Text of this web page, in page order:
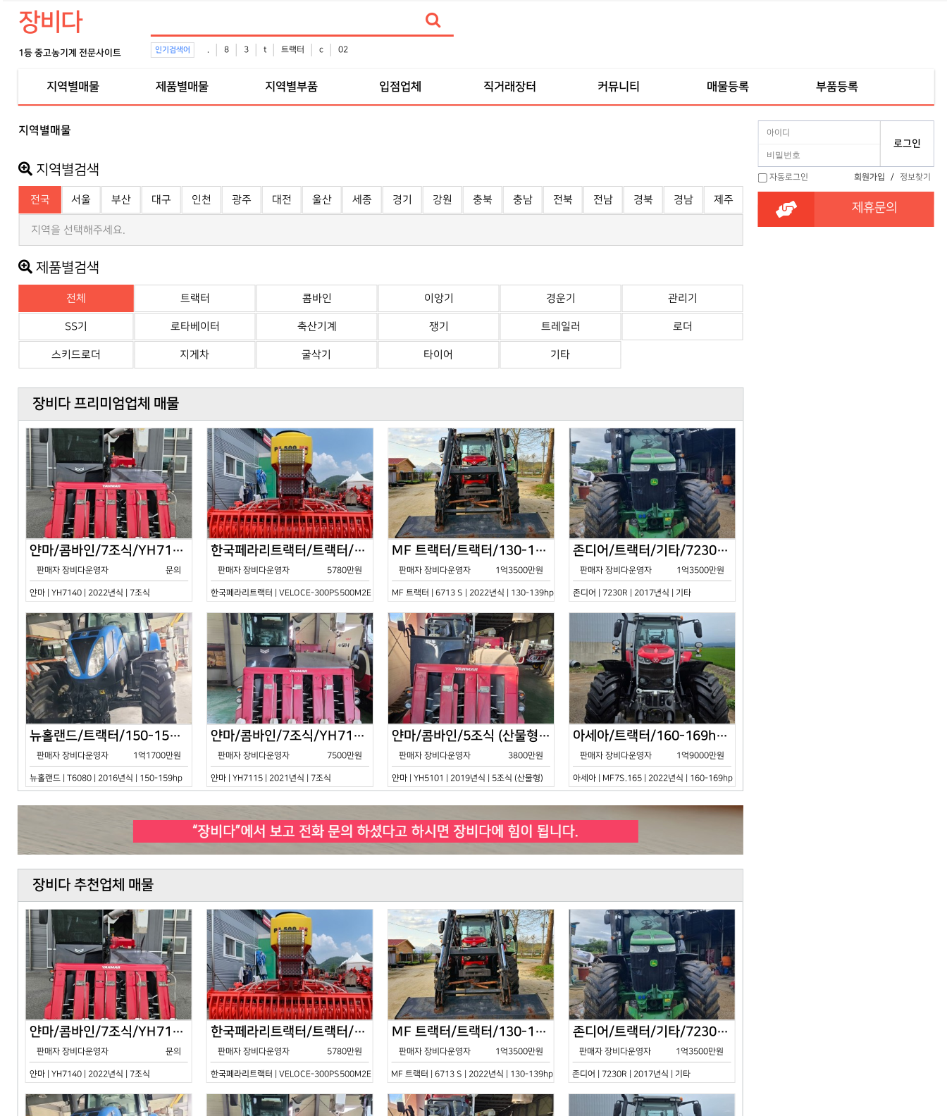
장비다
1등 중고농기계 전문사이트 인기검색어 . 8 3 t 트랙터 c 02
지역별매물 제품별매물 지역별부품 입점업체 직거래장터 커뮤니티 매물등록 부품등록
지역별매물
지역별검색
전국 서울 부산 대구 인천 광주 대전 울산 세종 경기 강원 충북 충남 전북 전남 경북 경남 제주
지역을 선택해주세요.
제품별검색
전체 트랙터 콤바인 이앙기 경운기 관리기
SS기 로타베이터 축산기계 쟁기 트레일러 로더
스키드로더 지게차 굴삭기 타이어 기타
장비다 프리미엄업체 매물
얀마/콤바인/7조식/YH7140/2024년식
판매자 장비다운영자 문의
얀마 | YH7140 | 2022년식 | 7조식
한국페라리트랙터/트랙터/기타/VELOCE-300PS500M2E/2022년식
판매자 장비다운영자 5780만원
한국페라리트랙터 | VELOCE-300PS500M2E | 2022년식 | 기타
MF 트랙터/트랙터/130-139hp/6713 S/2022년식
판매자 장비다운영자 1억3500만원
MF 트랙터 | 6713 S | 2022년식 | 130-139hp
존디어/트랙터/기타/7230R/2017년식
판매자 장비다운영자 1억3500만원
존디어 | 7230R | 2017년식 | 기타
뉴홀랜드/트랙터/150-159hp/T6080/2016년식
판매자 장비다운영자 1억1700만원
뉴홀랜드 | T6080 | 2016년식 | 150-159hp
얀마/콤바인/7조식/YH7115/2021년식
판매자 장비다운영자 7500만원
얀마 | YH7115 | 2021년식 | 7조식
얀마/콤바인/5조식 (산물형)/YH5101/2019년식
판매자 장비다운영자 3800만원
얀마 | YH5101 | 2019년식 | 5조식 (산물형)
아세아/트랙터/160-169hp/MF7S.165/2023년식
판매자 장비다운영자 1억9000만원
아세아 | MF7S.165 | 2022년식 | 160-169hp
장비다 추천업체 매물
얀마/콤바인/7조식/YH7140/2024년식
판매자 장비다운영자 문의
얀마 | YH7140 | 2022년식 | 7조식
한국페라리트랙터/트랙터/기타/VELOCE-300PS500M2E/2022년식
판매자 장비다운영자 5780만원
한국페라리트랙터 | VELOCE-300PS500M2E | 2022년식 | 기타
MF 트랙터/트랙터/130-139hp/6713 S/2022년식
판매자 장비다운영자 1억3500만원
MF 트랙터 | 6713 S | 2022년식 | 130-139hp
존디어/트랙터/기타/7230R/2017년식
판매자 장비다운영자 1억3500만원
존디어 | 7230R | 2017년식 | 기타
자동로그인 회원가입 / 정보찾기
제휴문의